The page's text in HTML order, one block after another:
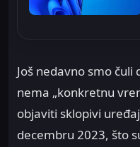
Još nedavno smo čuli
nema „konkretnu
objaviti sklopivi
decembru 2023, što